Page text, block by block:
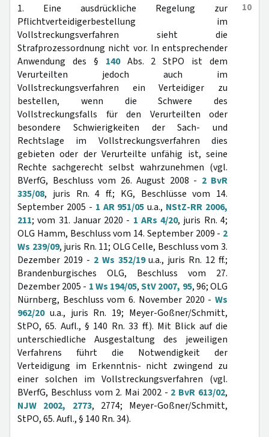
10
1. Eine ausdrückliche Regelung zur
Pflichtverteidigerbestellung im
Vollstreckungsverfahren sieht die
Strafprozessordnung nicht vor. In entsprechender
Anwendung des § 140Abs. 2 StPO ist dem
Verurteilten jedoch auch im
Vollstreckungsverfahren ein Verteidiger zu
bestellen, wenn die Schwere des
Vollstreckungsfalls für den Verurteilten oder
besondere Schwierigkeiten der Sach- und
Rechtslage im Vollstreckungsverfahren dies
gebieten oder der Verurteilte unfähig ist, seine
Rechte sachgerecht selbst wahrzunehmen (vgl.
BVerfG, Beschluss vom 26. August 2008 - 2 BvR
335/08, juris Rn. 4 ff.; KG, Beschlüsse vom 14.
September 2005 - 1 AR 951/05 u.a., NStZ-RR 2006,
211; vom 31. Januar 2020 - 1 ARs 4/20, juris Rn. 4;
OLG Hamm, Beschluss vom 14. September 2009 - 2
Ws 239/09, juris Rn. 11; OLG Celle, Beschluss vom 3.
Dezember 2019 - 2 Ws 352/19u.a., juris Rn. 12 ff.;
Brandenburgisches OLG, Beschluss vom 27.
Dezember 2005 - 1 Ws 194/05,StV 2007, 95, 96; OLG
Nürnberg, Beschluss vom 6. November 2020 - Ws
962/20u.a., juris Rn. 19; Meyer-Goßner/Schmitt,
StPO, 65. Aufl., § 140 Rn. 33 ff.). Mit Blick auf die
unterschiedliche Ausgestaltung des jeweiligen
Verfahrens führt die Notwendigkeit der
Verteidigung im Erkenntnis- nicht zwingend zu
einer solchen im Vollstreckungsverfahren (vgl.
BVerfG, Beschluss vom 2. Mai 2002 - 2 BvR 613/02,
NJW 2002, 2773, 2774; Meyer-Goßner/Schmitt,
StPO, 65. Aufl., § 140 Rn. 34).